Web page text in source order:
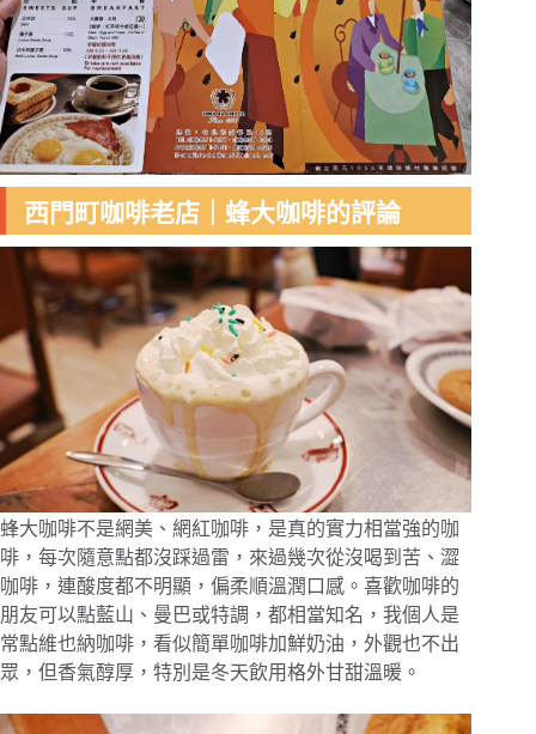
西門町咖啡老店｜蜂大咖啡的評論
蜂大咖啡不是網美、網紅咖啡，是真的實力相當強的咖
啡，每次隨意點都沒踩過雷，來過幾次從沒喝到苦、澀
咖啡，連酸度都不明顯，偏柔順溫潤口感。喜歡咖啡的
朋友可以點藍山、曼巴或特調，都相當知名，我個人是
常點維也納咖啡，看似簡單咖啡加鮮奶油，外觀也不出
眾，但香氣醇厚，特別是冬天飲用格外甘甜溫暖。